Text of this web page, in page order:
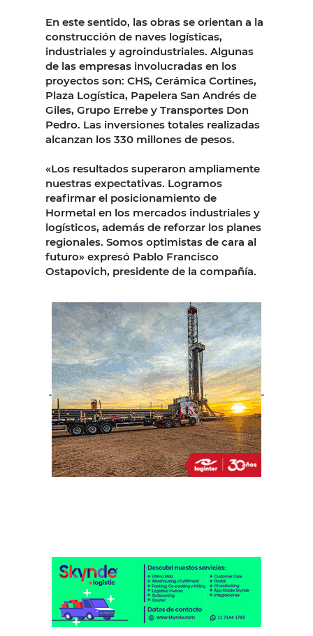
En este sentido, las obras se orientan a la
construcción de naves logísticas,
industriales y agroindustriales. Algunas
de las empresas involucradas en los
proyectos son: CHS, Cerámica Cortines,
Plaza Logística, Papelera San Andrés de
Giles, Grupo Errebe y Transportes Don
Pedro. Las inversiones totales realizadas
alcanzan los 330 millones de pesos.
«Los resultados superaron ampliamente
nuestras expectativas. Logramos
reafirmar el posicionamiento de
Hormetal en los mercados industriales y
logísticos, además de reforzar los planes
regionales. Somos optimistas de cara al
futuro» expresó Pablo Francisco
Ostapovich, presidente de la compañía.